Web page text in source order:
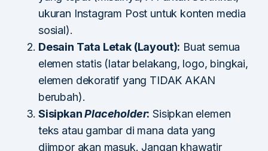
ukuran Instagram Post untuk konten media
sosial).
Desain Tata Letak (Layout): Buat semua
elemen statis (latar belakang, logo, bingkai,
elemen dekoratif yang TIDAK AKAN
berubah).
SisipkanPlaceholder: Sisipkan elemen
teks atau gambar di mana data yang
diimpor akan masuk. Jangan khawatir